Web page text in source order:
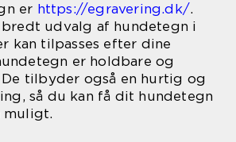
er https://egravering.dk/.
udvalg af hundetegn i
kan tilpasses efter dine
er holdbare og
tilbyder også en hurtig og
så du kan få dit hundetegn
muligt.